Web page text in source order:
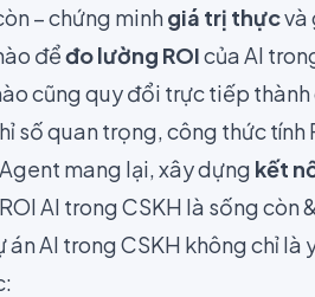
– chứng minhgiá trị thựcvà
đểđo lường ROIcủa AI
cũng quy đổi trực tiếp
số quan trọng, công thức
mang lại, xây dựng kết
AI trong CSKH là sống còn
AI trong CSKH không chỉ là